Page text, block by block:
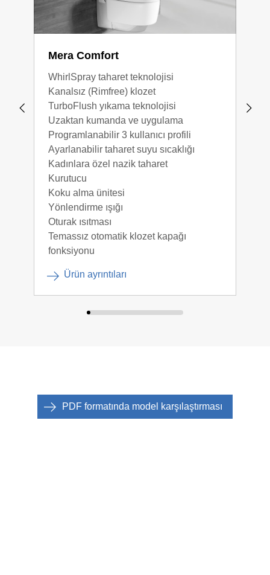
Mera Comfort
WhirlSpray taharet teknolojisi
Kanalsız (Rimfree) klozet
TurboFlush yıkama teknolojisi
Uzaktan kumanda ve uygulama
Programlanabilir 3 kullanıcı profili
Ayarlanabilir taharet suyu sıcaklığı
Kadınlara özel nazik taharet
Kurutucu
Koku alma ünitesi
Yönlendirme ışığı
Oturak ısıtması
Temassız otomatik klozet kapağı
fonksiyonu
Ürün ayrıntıları
PDF formatında model karşılaştırması